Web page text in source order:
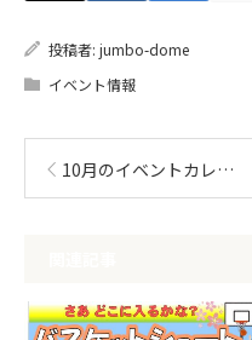
投稿者: jumbo-dome
イベント情報
10月のイベントカレンダー🎃